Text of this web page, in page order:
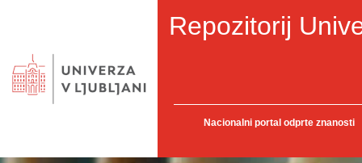
Repozitorij
Nacionalni portal odprte znanosti